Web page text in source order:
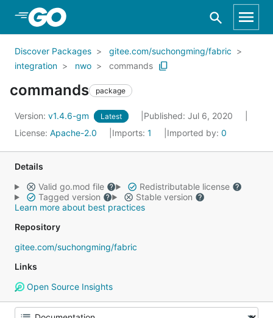
Skip to Main Content
Discover Packages
gitee.com/suchongming/fabric
integration
nwo commands
commands package
Version: v1.4.6-gm Latest
Published: Jul 6, 2020
License: Apache-2.0 Imports: 1 Imported by: 0
Details
Valid go.mod file
Redistributable license
Tagged version
Stable version
Learn more about best practices
Repository
gitee.com/suchongming/fabric
Links
Open Source Insights